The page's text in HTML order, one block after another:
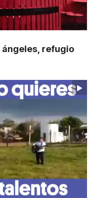
ángeles, refugio